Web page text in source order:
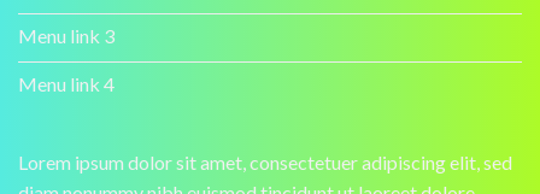
Menu link 3
Menu link 4
Lorem ipsum dolor sit amet, consectetuer adipiscing elit, sed